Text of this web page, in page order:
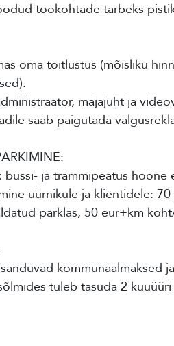
töökohtade tarbeks
oma toitlustus (mõisliku
majajuht ja
saab paigutada
bussi- ja trammipeatus hoone
üürnikule ja klientidele:
parklas, 50 eur+km
kommunaalmaksed
tuleb tasuda 2